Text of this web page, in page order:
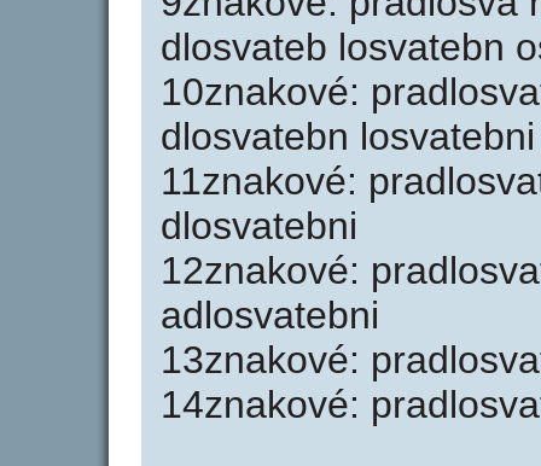
dlosvateb losvatebn
10znakové:
dlosvatebn losvatebni
11znakové:
dlosvatebni
12znakové:
adlosvatebni
13znakové:
14znakové: